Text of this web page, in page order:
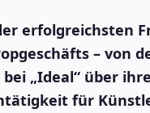
erfolgreichsten
– von
„Ideal“ über ihre
für